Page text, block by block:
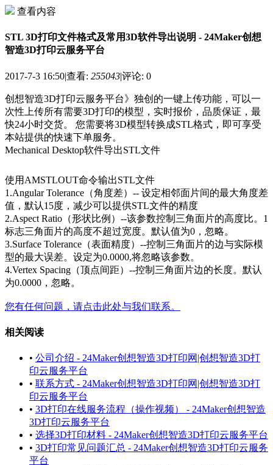
查看内容
STL 3D打印文件格式及常用3D软件导出说明 - 24Maker创想
智造3D打印云服务平台
2017-7-3 16:50|查看: 255043|评论: 0
创想智造3D打印云服务平台》独创的一键上传功能，可以一
次性上传所有需要3D打印的模型，实时报价，品质保证，最
快24小时交货。 您需要将3D模型转换成STL格式，即可享受
本站提供的快速下单服务。
Mechanical Desktop软件导出STL文件
使用AMSTLOUT命令输出STL文件
1.Angular Tolerance（角度差）-- 设定相邻面片间的最大角度差
值，默认15度，减少可以提供STL文件的精度
2.Aspect Ratio（形状比例）--该参数控制三角面片的高度比。1
标志三角面片的高度不超过宽度。默认值为0，忽略。
3.Surface Tolerance（表面精度）--控制三角面片的边与实际模
型的最大误差。设定为0.0000,将忽略该参数。
4.Vertex Spacing（顶点间距）--控制三角面片边的长度。默认
为0.0000，忽略。
您有任何问题，请点击此处与我们联系。
相关阅读
• 公司介绍 - 24Maker创想智造3D打印网|创想智造3D打
印云服务平台
• 联系方式 - 24Maker创想智造3D打印网|创想智造3D打
印云服务平台
• 3D打印在线服务流程（操作视频） - 24Maker创想智造
3D打印云服务平台
• 选择3D打印材料 - 24Maker创想智造3D打印云服务平台
• 3D打印常见问题汇总 - 24Maker创想智造3D打印云服务
平台